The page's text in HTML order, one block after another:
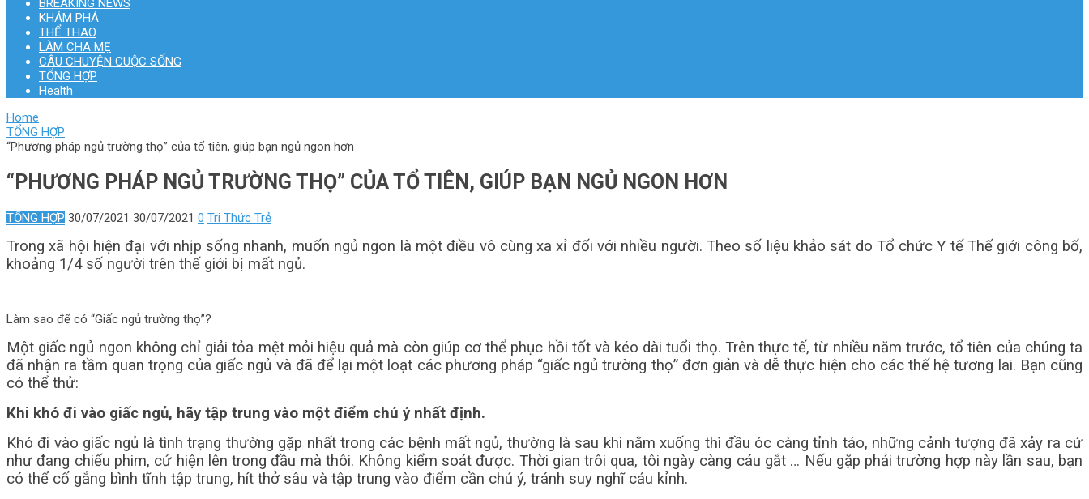
KHÁM PHÁ
THỂ THAO
LÀM CHA MẸ
CÂU CHUYỆN CUỘC SỐNG
TỔNG HỢP
Health
Home
TỔNG HỢP
“Phương pháp ngủ trường thọ” của tổ tiên, giúp bạn ngủ ngon hơn
“PHƯƠNG PHÁP NGỦ TRƯỜNG THỌ” CỦA TỔ TIÊN, GIÚP BẠN NGỦ NGON HƠN
TỔNG HỢP 30/07/2021 30/07/2021 0 Tri Thức Trẻ
Trong xã hội hiện đại với nhịp sống nhanh, muốn ngủ ngon là một điều vô cùng xa xỉ đối với nhiều người. Theo số liệu khảo sát do Tổ chức Y tế Thế giới công bố,
khoảng 1/4 số người trên thế giới bị mất ngủ.
Làm sao để có “Giấc ngủ trường thọ”?
Một giấc ngủ ngon không chỉ giải tỏa mệt mỏi hiệu quả mà còn giúp cơ thể phục hồi tốt và kéo dài tuổi thọ. Trên thực tế, từ nhiều năm trước, tổ tiên của chúng ta
đã nhận ra tầm quan trọng của giấc ngủ và đã để lại một loạt các phương pháp “giấc ngủ trường thọ” đơn giản và dễ thực hiện cho các thế hệ tương lai. Bạn cũng
có thể thử:
Khi khó đi vào giấc ngủ, hãy tập trung vào một điểm chú ý nhất định.
Khó đi vào giấc ngủ là tình trạng thường gặp nhất trong các bệnh mất ngủ, thường là sau khi nằm xuống thì đầu óc càng tỉnh táo, những cảnh tượng đã xảy ra cứ
như đang chiếu phim, cứ hiện lên trong đầu mà thôi. Không kiểm soát được. Thời gian trôi qua, tôi ngày càng cáu gắt … Nếu gặp phải trường hợp này lần sau, bạn
có thể cố gắng bình tĩnh tập trung, hít thở sâu và tập trung vào điểm cần chú ý, tránh suy nghĩ cáu kỉnh.